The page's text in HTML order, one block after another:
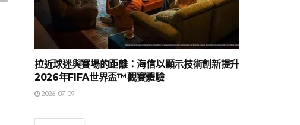
拉近球迷與賽場的距離：海信以顯示技術創新提升
2026年FIFA世界盃™觀賽體驗
2026-07-09